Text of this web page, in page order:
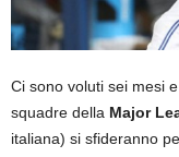
Ci sono voluti sei mesi
squadre della Major
italiana) si sfideranno